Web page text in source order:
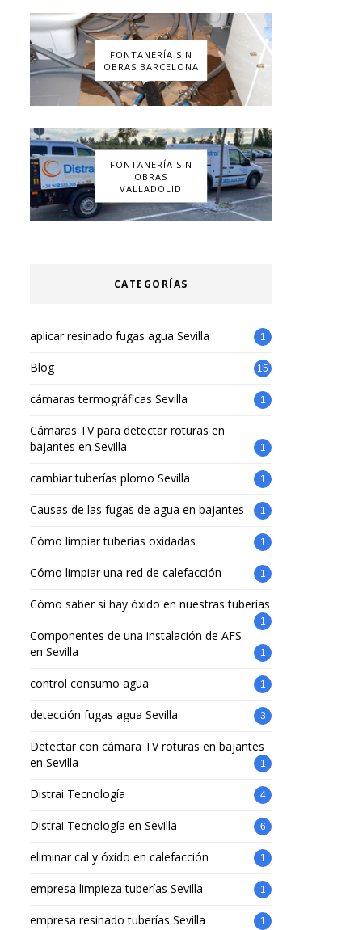
FONTANERÍA SIN
OBRAS BARCELONA
FONTANERÍA SIN
OBRAS
VALLADOLID
CATEGORÍAS
aplicar resinado fugas agua Sevilla 1
Blog 15
cámaras termográficas Sevilla 1
Cámaras TV para detectar roturas en
bajantes en Sevilla
1
cambiar tuberías plomo Sevilla 1
Causas de las fugas de agua en bajantes 1
Cómo limpiar tuberías oxidadas 1
Cómo limpiar una red de calefacción 1
Cómo saber si hay óxido en nuestras tuberías
1
Componentes de una instalación de AFS
en Sevilla
1
control consumo agua 1
detección fugas agua Sevilla 3
Detectar con cámara TV roturas en bajantes
en Sevilla
1
Distrai Tecnología 4
Distrai Tecnología en Sevilla 6
eliminar cal y óxido en calefacción 1
empresa limpieza tuberías Sevilla 1
empresa resinado tuberías Sevilla 1